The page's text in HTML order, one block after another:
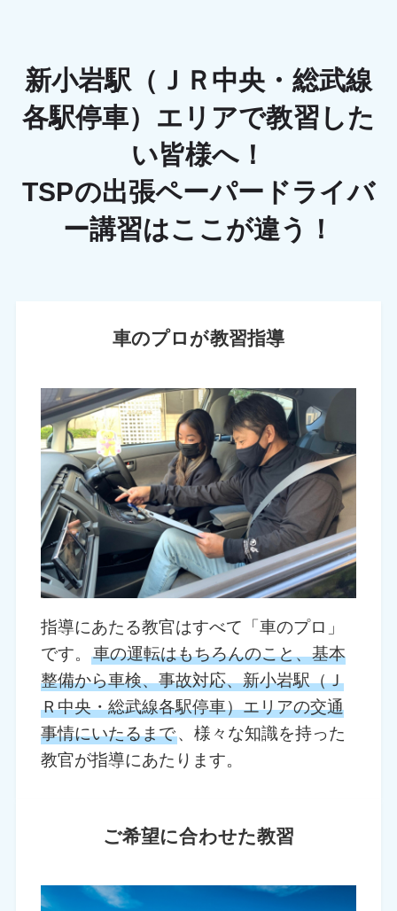
新小岩駅（ＪＲ中央・総武線
各駅停車）エリアで教習した
い皆様へ！
TSPの出張ペーパードライバ
ー講習はここが違う！
車のプロが教習指導
指導にあたる教官はすべて「車のプロ」
です。車の運転はもちろんのこと、基本
整備から車検、事故対応、新小岩駅（Ｊ
Ｒ中央・総武線各駅停車）エリアの交通
事情にいたるまで、様々な知識を持った
教官が指導にあたります。
ご希望に合わせた教習